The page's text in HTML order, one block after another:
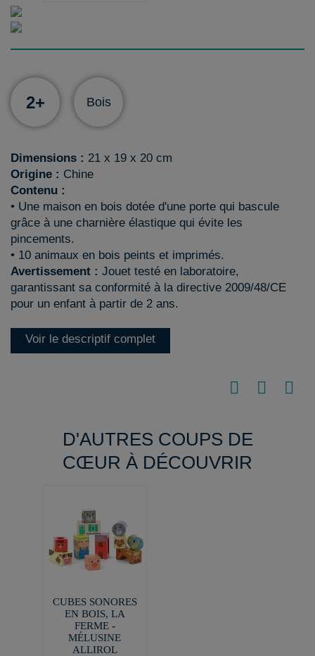
2+ Bois
Dimensions : 21 x 19 x 20 cm
Origine : Chine
Contenu :
• Une maison en bois dotée d'une porte qui bascule
grâce à une charnière élastique qui évite les
pincements.
• 10 animaux en bois peints et imprimés.
Avertissement : Jouet testé en laboratoire,
garantissant sa conformité à la directive 2009/48/CE
pour un enfant à partir de 2 ans.
Voir le descriptif complet
D'AUTRES COUPS DE
CŒUR À DÉCOUVRIR
CUBES SONORES
EN BOIS, LA
FERME -
MÉLUSINE
ALLIROL